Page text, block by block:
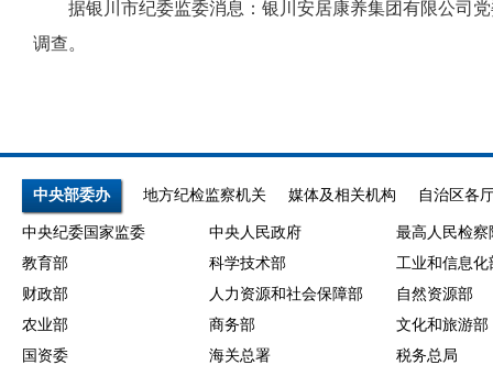
据银川市纪委监委消息：银川安居康养集团有限公司党
调查。
中央部委办 地方纪检监察机关 媒体及相关机构 自治区各
中央纪委国家监委 中央人民政府
最高人民检察
教育部
科学技术部
工业和信息化
财政部
人力资源和社会保障部
自然资源部
农业部
商务部
文化和旅游部
国资委
海关总署 税务总局